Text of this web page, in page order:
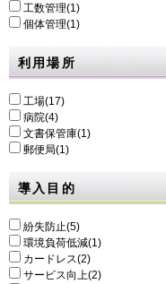
工数管理(1)
個体管理(1)
利用場所
工場(17)
病院(4)
文書保管庫(1)
郵便局(1)
導入目的
紛失防止(5)
環境負荷低減(1)
カードレス(2)
サービス向上(2)